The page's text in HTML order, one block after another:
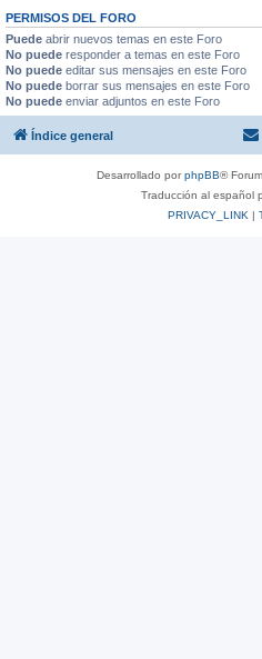
PERMISOS DEL FORO
Puede abrir nuevos temas en este Foro
No puede responder a temas en este Foro
No puede editar sus mensajes en este Foro
No puede borrar sus mensajes en este Foro
No puede enviar adjuntos en este Foro
Índice general
Desarrollado porphpBB®
Traducción al español
PRIVACY_LINK |